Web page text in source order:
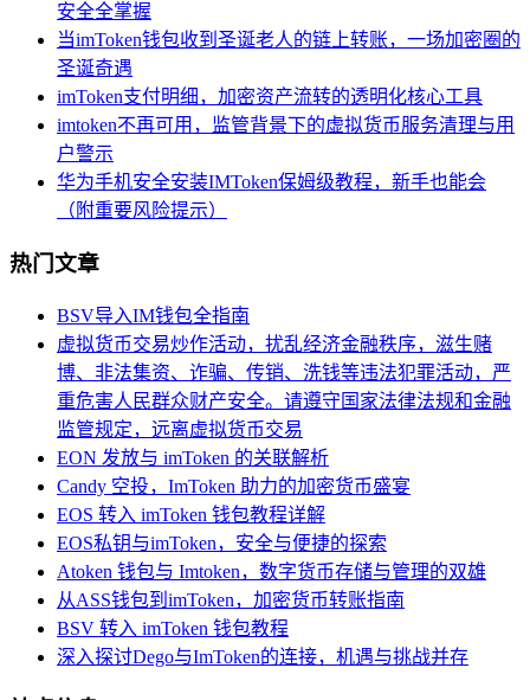
安全全掌握
当imToken钱包收到圣诞老人的链上转账，一场加密圈的
圣诞奇遇
imToken支付明细，加密资产流转的透明化核心工具
imtoken不再可用，监管背景下的虚拟货币服务清理与用
户警示
华为手机安全安装IMToken保姆级教程，新手也能会
（附重要风险提示）
热门文章
BSV导入IM钱包全指南
虚拟货币交易炒作活动，扰乱经济金融秩序，滋生赌
博、非法集资、诈骗、传销、洗钱等违法犯罪活动，严
重危害人民群众财产安全。请遵守国家法律法规和金融
监管规定，远离虚拟货币交易
EON 发放与 imToken 的关联解析
Candy 空投，ImToken 助力的加密货币盛宴
EOS 转入 imToken 钱包教程详解
EOS私钥与imToken，安全与便捷的探索
Atoken 钱包与 Imtoken，数字货币存储与管理的双雄
从ASS钱包到imToken，加密货币转账指南
BSV 转入 imToken 钱包教程
深入探讨Dego与ImToken的连接，机遇与挑战并存